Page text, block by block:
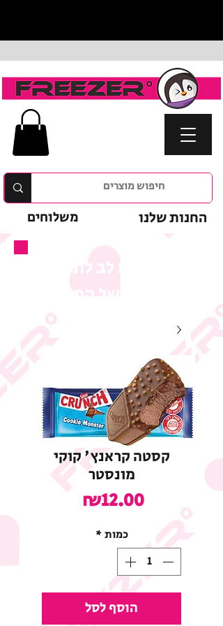
החנות שלנו משלוחים
המבצע של המוצר
קסטה קראנץ' קוקי
מונסטר
₪12.00 מחיר
כמות *
הוסף לסל